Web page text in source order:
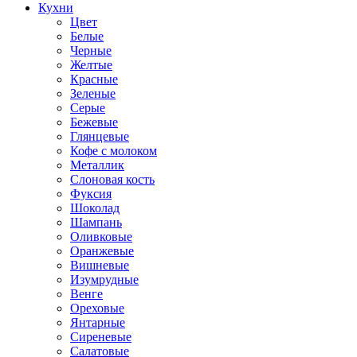
Кухни
Цвет
Белые
Черные
Желтые
Красные
Зеленые
Серые
Бежевые
Глянцевые
Кофе с молоком
Металлик
Слоновая кость
Фуксия
Шоколад
Шампань
Оливковые
Оранжевые
Вишневые
Изумрудные
Венге
Ореховые
Янтарные
Сиреневые
Салатовые